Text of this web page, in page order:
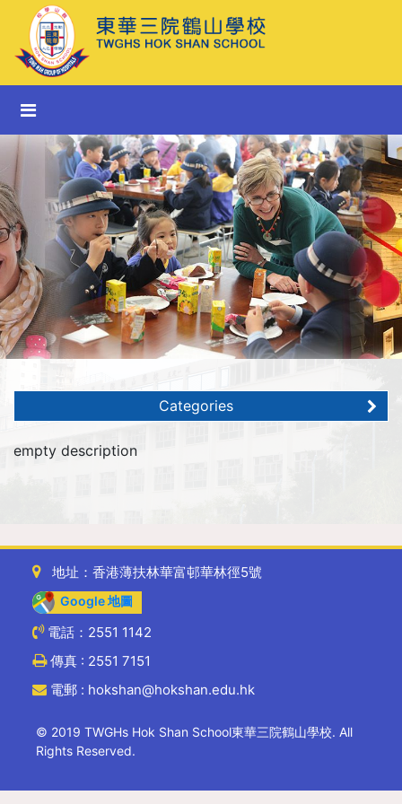
Categories
empty description
地址：香港薄扶林華富邨華林徑5號
Google 地圖
電話：2551 1142
傳真 : 2551 7151
電郵 : hokshan@hokshan.edu.hk
© 2019 TWGHs Hok Shan School東華三院鶴山學校. All
Rights Reserved.